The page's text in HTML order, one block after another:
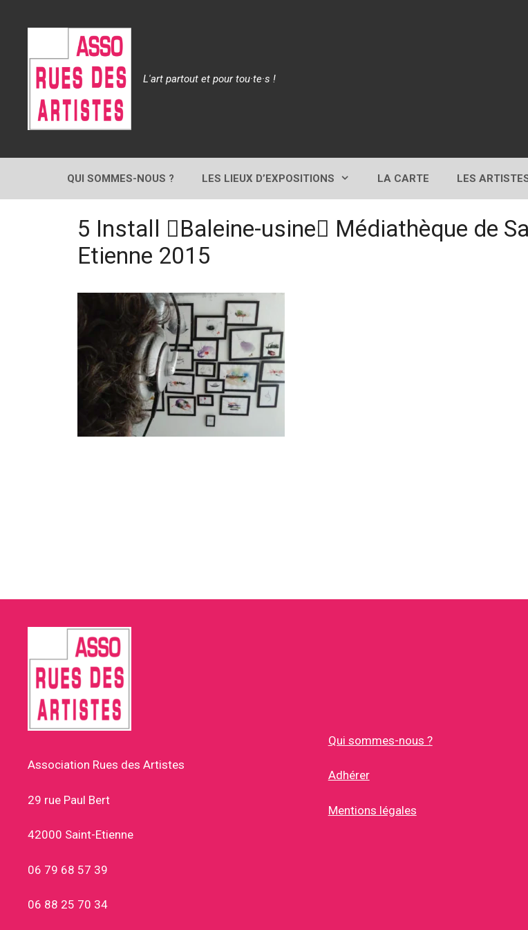
L'art partout et pour tou·te·s !
QUI SOMMES-NOUS ? LES LIEUX D’EXPOSITIONS LA CARTE LES
5 Install Baleine-usine Médiathèque de
Etienne 2015
Association Rues des Artistes
29 rue Paul Bert
42000 Saint-Etienne
06 79 68 57 39
06 88 25 70 34
Qui sommes-nous ?
Adhérer
Mentions légales